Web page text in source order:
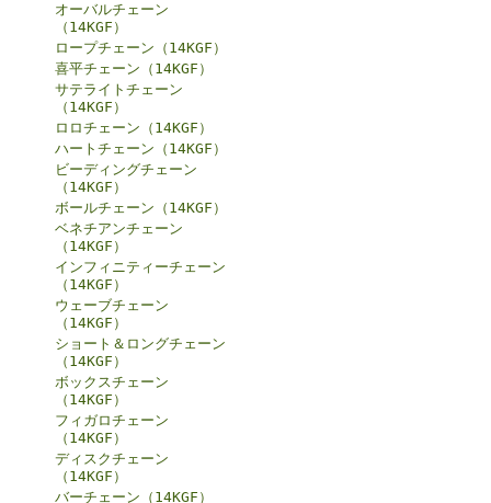
オーバルチェーン
（14KGF）
ロープチェーン（14KGF）
喜平チェーン（14KGF）
サテライトチェーン
（14KGF）
ロロチェーン（14KGF）
ハートチェーン（14KGF）
ビーディングチェーン
（14KGF）
ボールチェーン（14KGF）
ベネチアンチェーン
（14KGF）
インフィニティーチェーン
（14KGF）
ウェーブチェーン
（14KGF）
ショート＆ロングチェーン
（14KGF）
ボックスチェーン
（14KGF）
フィガロチェーン
（14KGF）
ディスクチェーン
（14KGF）
バーチェーン（14KGF）